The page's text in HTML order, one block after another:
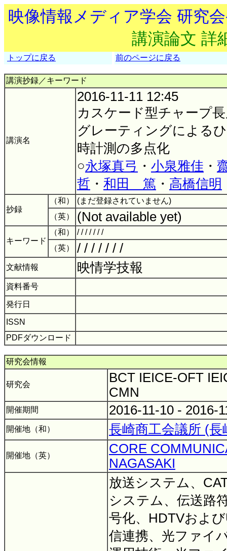
映像情報メディア学会 研究
講演論文 詳
トップに戻る 前のページに戻る
講演抄録／キーワード
講演名
2016-11-11 12:45
カスケード型チャープ
グレーティングによる
時計測の多点化
○永塚真弓 ・ 小泉雅佳 ・
哲 ・ 和田 篤 ・ 高橋信明
抄録
（和）
(まだ登録されていません)
（英）
(Not available yet)
キーワード
（和）
/ / / / / / /
（英）
/ / / / / / /
文献情報 映情学技報
資料番号
発行日
ISSN
PDFダウンロード
研究会情報
研究会
BCT IEICE-OFT
CMN
開催期間 2016-11-10 - 2016-
開催地（和） 長崎商工会議所 (長
開催地（英）
CORE
NAGASAKI
放送システム、
システム、伝送路
号化、HDTVおよ
信連携、光ファイ